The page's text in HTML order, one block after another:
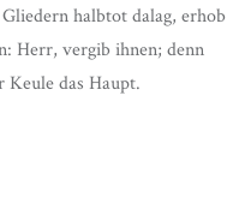
halbtot dalag, erhob
Herr, vergib ihnen; denn
Keule das Haupt.